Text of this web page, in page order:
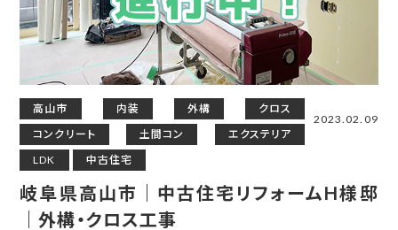
高山市 内装 外構
クロス
コンクリート
土間コン
エクステリア
LDK
中古住宅
2023.02.09
岐阜県高山市｜中古住宅リフォームH様邸
｜外構・クロス工事